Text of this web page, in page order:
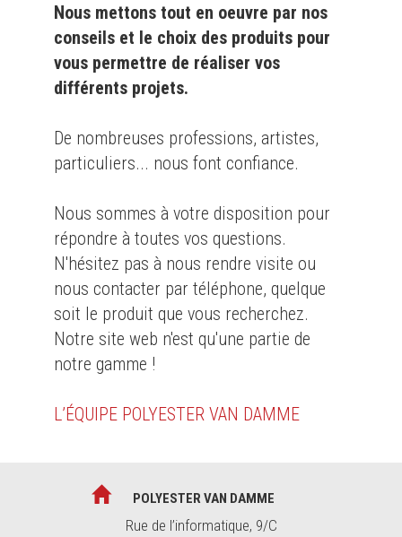
Nous mettons tout en oeuvre par nos
conseils et le choix des produits pour
vous permettre de réaliser vos
différents projets.
De nombreuses professions, artistes,
particuliers... nous font confiance.
Nous sommes à votre disposition pour
répondre à toutes vos questions.
N'hésitez pas à nous rendre visite ou
nous contacter par téléphone, quelque
soit le produit que vous recherchez.
Notre site web n'est qu'une partie de
notre gamme !
L’ÉQUIPE POLYESTER VAN DAMME
POLYESTER VAN DAMME
Rue de l’informatique, 9/C